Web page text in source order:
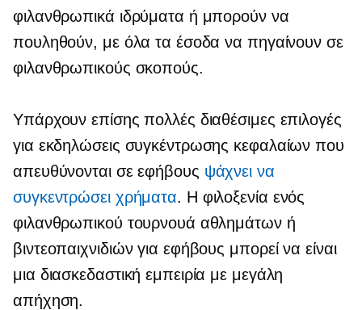
φιλανθρωπικά ιδρύματα ή μπορούν να
πουληθούν, με όλα τα έσοδα να πηγαίνουν σε
φιλανθρωπικούς σκοπούς.
Υπάρχουν επίσης πολλές διαθέσιμες επιλογές
για εκδηλώσεις συγκέντρωσης κεφαλαίων που
απευθύνονται σε εφήβους ψάχνει να
συγκεντρώσει χρήματα. Η φιλοξενία ενός
φιλανθρωπικού τουρνουά αθλημάτων ή
βιντεοπαιχνιδιών για εφήβους μπορεί να είναι
μια διασκεδαστική εμπειρία με μεγάλη
απήχηση.